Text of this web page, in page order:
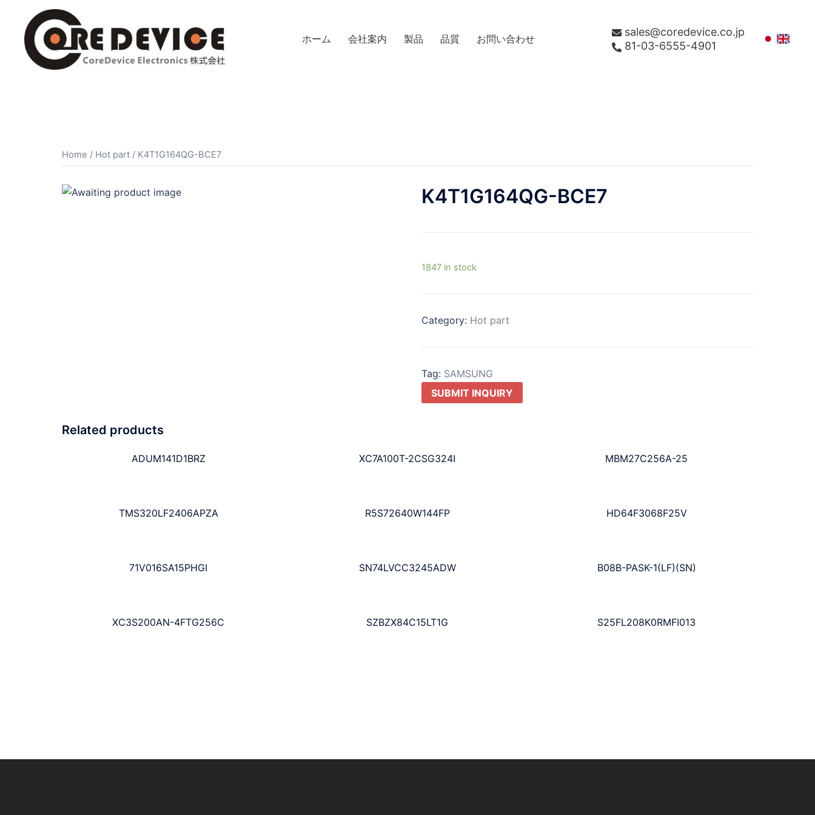
ホーム 会社案内 製品 品質 お問い合わせ
sales@coredevice.co.jp
81-03-6555-4901
Home / Hot part / K4T1G164QG-BCE7
K4T1G164QG-BCE7
1847 in stock
Category: Hot part
Tag: SAMSUNG
SUBMIT INQUIRY
Related products
ADUM141D1BRZ XC7A100T-2CSG324I MBM27C256A-25
TMS320LF2406APZA R5S72640W144FP HD64F3068F25V
71V016SA15PHGI SN74LVCC3245ADW B08B-PASK-1(LF)(SN)
XC3S200AN-4FTG256C SZBZX84C15LT1G S25FL208K0RMFI013